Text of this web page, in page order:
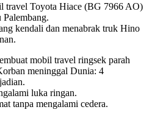
travel Toyota Hiace (BG 7966 AO)
Palembang.
kendali dan menabrak truk Hino
mobil travel ringsek parah
meninggal Dunia: 4
luka ringan.
tanpa mengalami cedera.